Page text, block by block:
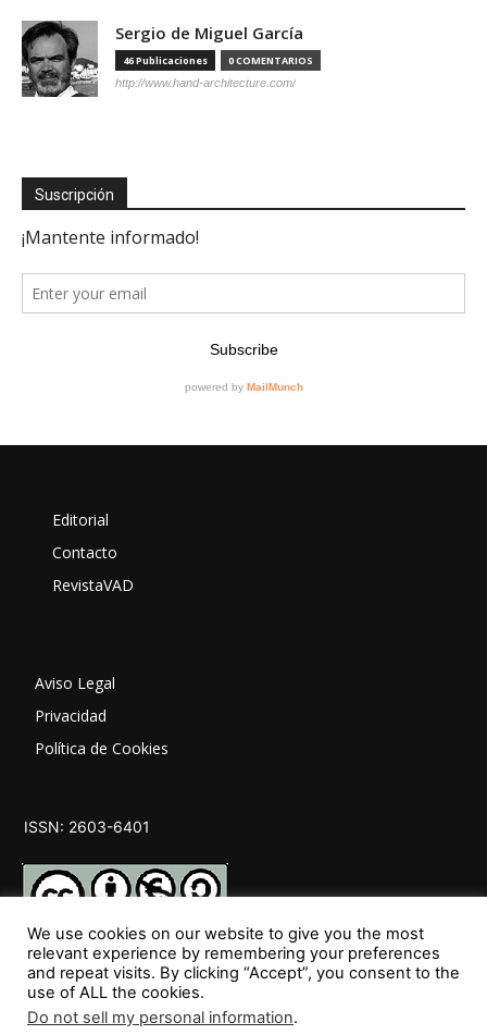
Sergio de Miguel García
46 Publicaciones 0 COMENTARIOS
http://www.hand-architecture.com/
Suscripción
Editorial
Contacto
RevistaVAD
Aviso Legal
Privacidad
Política de Cookies
ISSN: 2603-6401
SÍGUENOS
We use cookies on our website to give you the most
relevant experience by remembering your preferences
and repeat visits. By clicking “Accept”, you consent to the
use of ALL the cookies.
Do not sell my personal information.